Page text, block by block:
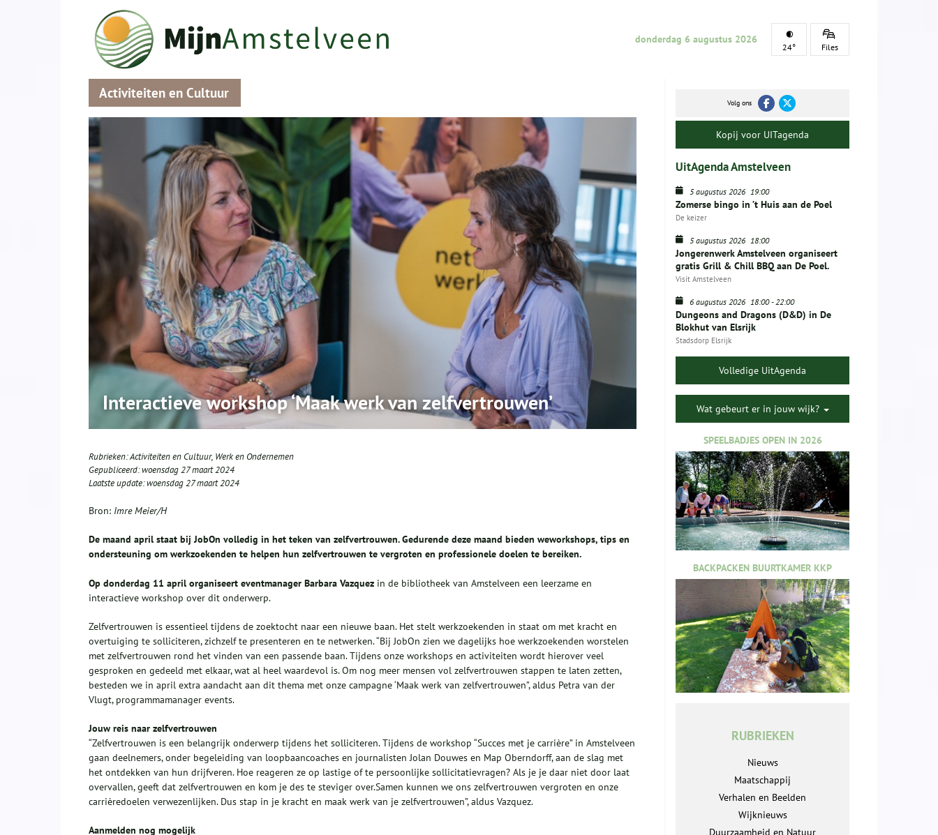
donderdag 6 augustus 2026
24° Files
Activiteiten en Cultuur
Interactieve workshop ‘Maak werk van zelfvertrouwen’
Rubrieken:Activiteiten en Cultuur, Werk en Ondernemen
Gepubliceerd:woensdag 27 maart 2024
Laatste update:woensdag 27 maart 2024
Bron: Imre Meier/H
De maand april staat bij JobOn volledig in het teken van zelfvertrouwen. Gedurende deze maand bieden weworkshops, tips en
ondersteuning om werkzoekenden te helpen hun zelfvertrouwen te vergroten en professionele doelen te bereiken.
Op donderdag 11 april organiseert eventmanager Barbara Vazquez in de bibliotheek van Amstelveen een leerzame en
interactieve workshop over dit onderwerp.
Zelfvertrouwen is essentieel tijdens de zoektocht naar een nieuwe baan. Het stelt werkzoekenden in staat om met kracht en
overtuiging te solliciteren, zichzelf te presenteren en te netwerken. “Bij JobOn zien we dagelijks hoe werkzoekenden worstelen
met zelfvertrouwen rond het vinden van een passende baan. Tijdens onze workshops en activiteiten wordt hierover veel
gesproken en gedeeld met elkaar, wat al heel waardevol is. Om nog meer mensen vol zelfvertrouwen stappen te laten zetten,
besteden we in april extra aandacht aan dit thema met onze campagne ‘Maak werk van zelfvertrouwen”, aldus Petra van der
Vlugt, programmamanager events.
Jouw reis naar zelfvertrouwen
“Zelfvertrouwen is een belangrijk onderwerp tijdens het solliciteren. Tijdens de workshop “Succes met je carrière” in Amstelveen
gaan deelnemers, onder begeleiding van loopbaancoaches en journalisten Jolan Douwes en Map Oberndorff, aan de slag met
het ontdekken van hun drijfveren. Hoe reageren ze op lastige of te persoonlijke sollicitatievragen? Als je je daar niet door laat
overvallen, geeft dat zelfvertrouwen en kom je des te steviger over.Samen kunnen we ons zelfvertrouwen vergroten en onze
carrièredoelen verwezenlijken. Dus stap in je kracht en maak werk van je zelfvertrouwen”, aldus Vazquez.
Aanmelden nog mogelijk
Volg ons
Kopij voor UITagenda
UitAgenda Amstelveen
5 augustus 2026 19:00
Zomerse bingo in ’t Huis aan de Poel
De keizer
5 augustus 2026 18:00
Jongerenwerk Amstelveen organiseert
gratis Grill & Chill BBQ aan De Poel.
Visit Amstelveen
6 augustus 2026 18:00-22:00
Dungeons and Dragons (D&D) in De
Blokhut van Elsrijk
Stadsdorp Elsrijk
Volledige UitAgenda
Wat gebeurt er in jouw wijk?
SPEELBADJES OPEN IN 2026
BACKPACKEN BUURTKAMER KKP
RUBRIEKEN
Nieuws
Maatschappij
Verhalen en Beelden
Wijknieuws